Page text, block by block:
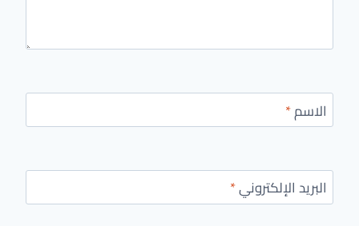
الاسم*
البريد الإلكتروني*